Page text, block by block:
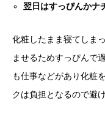
翌日はすっぴんかナ
化粧したまま寝てしま
ませるためすっぴんで
も仕事などがあり化粧
クは負担となるので避